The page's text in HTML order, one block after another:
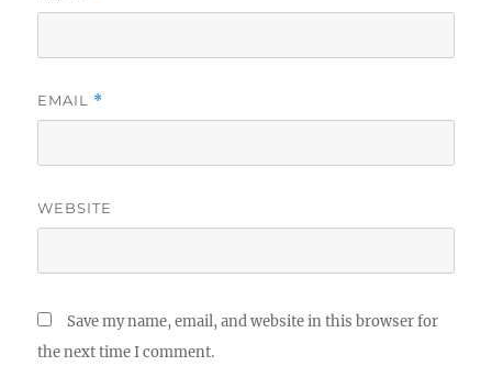
EMAIL *
WEBSITE
Save my name, email, and website in this browser for
the next time I comment.